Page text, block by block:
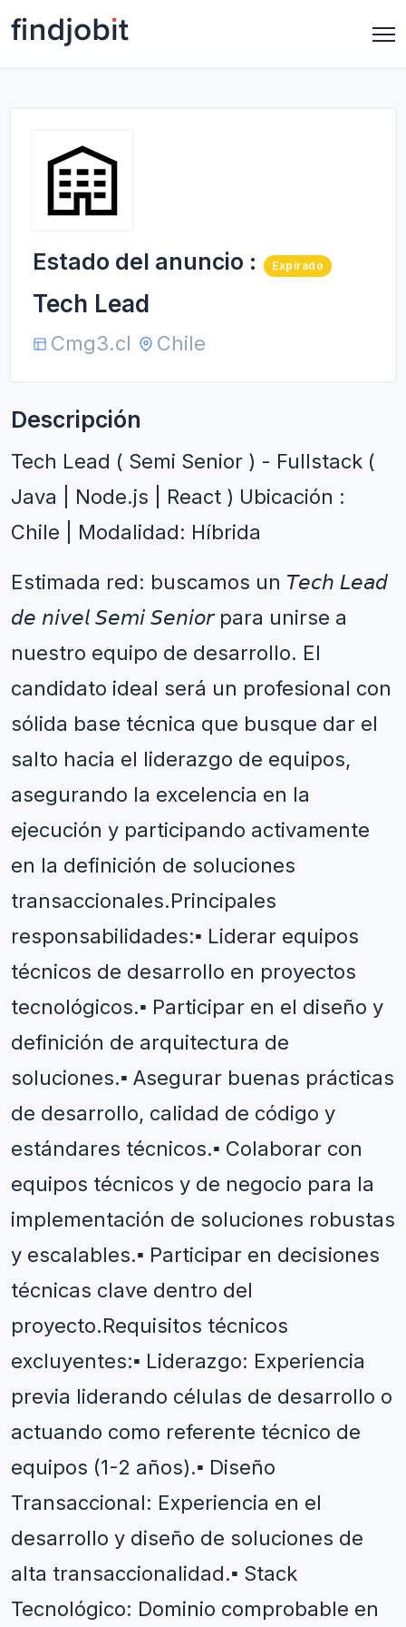
Estado del anuncio : Expirado
Tech Lead
Cmg3.cl Chile
Descripción
Tech Lead ( Semi Senior ) - Fullstack (
Java | Node.js | React ) Ubicación :
Chile | Modalidad: Híbrida
Estimada red: buscamos un 𝘛𝘦𝘤𝘩 𝘓𝘦𝘢𝘥
𝘥𝘦 𝘯𝘪𝘷𝘦𝘭 𝘚𝘦𝘮𝘪 𝘚𝘦𝘯𝘪𝘰𝘳 para unirse a
nuestro equipo de desarrollo. El
candidato ideal será un profesional con
sólida base técnica que busque dar el
salto hacia el liderazgo de equipos,
asegurando la excelencia en la
ejecución y participando activamente
en la definición de soluciones
transaccionales.Principales
responsabilidades:▪️ Liderar equipos
técnicos de desarrollo en proyectos
tecnológicos.▪️ Participar en el diseño y
definición de arquitectura de
soluciones.▪️ Asegurar buenas prácticas
de desarrollo, calidad de código y
estándares técnicos.▪️ Colaborar con
equipos técnicos y de negocio para la
implementación de soluciones robustas
y escalables.▪️ Participar en decisiones
técnicas clave dentro del
proyecto.Requisitos técnicos
excluyentes:▪️ Liderazgo: Experiencia
previa liderando células de desarrollo o
actuando como referente técnico de
equipos (1-2 años).▪️ Diseño
Transaccional: Experiencia en el
desarrollo y diseño de soluciones de
alta transaccionalidad.▪️ Stack
Tecnológico: Dominio comprobable en